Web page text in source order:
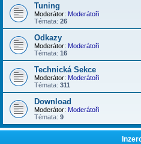
Tuning
Moderátor: Moderátoři
Témata: 26
Odkazy
Moderátor: Moderátoři
Témata: 16
Technická Sekce
Moderátor: Moderátoři
Témata: 311
Download
Moderátor: Moderátoři
Témata: 9